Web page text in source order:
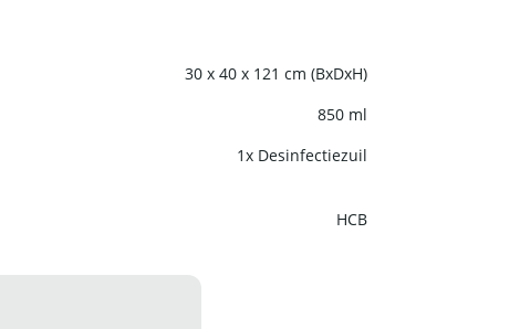
30 x 40 x 121 cm (BxDxH)
850 ml
1x Desinfectiezuil
HCB